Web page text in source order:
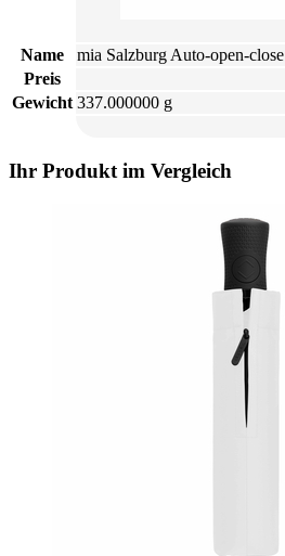
Name
mia Salzburg Auto-open-close
Preis
Gewicht 337.000000 g
Ihr Produkt im Vergleich